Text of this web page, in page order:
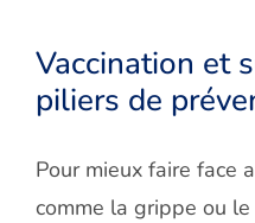
Vaccination et
piliers de
Pour mieux faire face
comme la grippe ou